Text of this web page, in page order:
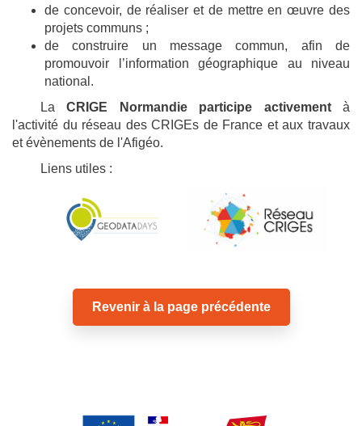
de concevoir, de réaliser et de mettre en œuvre des
projets communs ;
de construire un message commun, afin de
promouvoir l’information géographique au niveau
national.
LaCRIGE Normandie participe activementà
l'activité du réseau des CRIGEs de France et aux travaux
et évènements de l'Afigéo.
Liens utiles :
Revenir à la page précédente